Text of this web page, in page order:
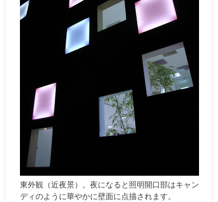
東外観（近夜景）。夜になると照明開口部はキャン
ディのように華やかに壁面に点描されます。